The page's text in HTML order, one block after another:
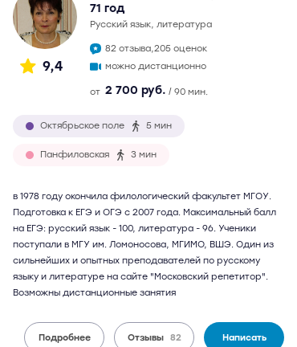
9,4
71 год
русский язык, литература
82 отзыва,205 оценок
можно дистанционно
от 2 700 руб. / 90 мин.
Октябрьское поле 5 мин
Панфиловская 3 мин
в 1978 году окончила филологический факультет МГОУ.
Подготовка к ЕГЭ и ОГЭ с 2007 года. Максимальный балл
на ЕГЭ: русский язык - 100, литература - 96. Ученики
поступали в МГУ им. Ломоносова, МГИМО, ВШЭ. Один из
сильнейших и опытных преподавателей по русскому
языку и литературе на сайте "Московский репетитор".
Возможны дистанционные занятия
Подробнее Отзывы 82 Написать